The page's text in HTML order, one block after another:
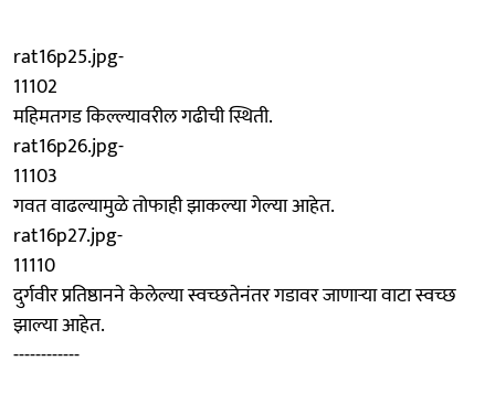
rat16p25.jpg-
11102
महिमतगड किल्ल्यावरील गढीची स्थिती.
rat16p26.jpg-
11103
गवत वाढल्यामुळे तोफाही झाकल्या गेल्या आहेत.
rat16p27.jpg-
11110
दुर्गवीर प्रतिष्ठानने केलेल्या स्वच्छतेनंतर गडावर जाणाऱ्या वाटा स्वच्छ
झाल्या आहेत.
------------